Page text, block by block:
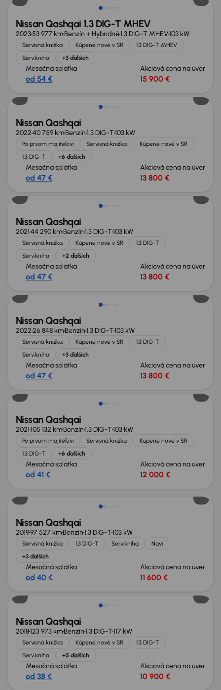
Nissan Qashqai 1.3 DIG-T MHEV
202353 977 kmBenzín + Hybridné1.3 DIG-T MHEV103 kW
Servisná knižka Kúpené nové v SR
1.3 DIG-T MHEV
Serv.kniha
+3 ďalších
Mesačná splátka
od 54 €
Akciová cena na úver
15 900 €
Zlacnené o 3 700 €
Nissan Qashqai
202240 759 kmBenzín1.3 DIG-T103 kW
Po prvom majiteľovi Servisná knižka
Kúpené nové v SR
1.3 DIG-T
+6 ďalších
Mesačná splátka
od 47 €
Akciová cena na úver
13 800 €
Nissan Qashqai
202144 290 kmBenzín1.3 DIG-T103 kW
Servisná knižka Kúpené nové v SR
1.3 DIG-T
Serv.kniha
+2 ďalších
Mesačná splátka
od 47 €
Akciová cena na úver
13 800 €
Nissan Qashqai
202226 848 kmBenzín1.3 DIG-T103 kW
Servisná knižka Kúpené nové v SR
1.3 DIG-T
Serv.kniha
+3 ďalších
Mesačná splátka
od 47 €
Akciová cena na úver
13 800 €
Nissan Qashqai
2021105 132 kmBenzín1.3 DIG-T103 kW
Po prvom majiteľovi Servisná knižka
Kúpené nové v SR
1.3 DIG-T
+6 ďalších
Mesačná splátka
od 41 €
Akciová cena na úver
12 000 €
Nissan Qashqai
201997 527 kmBenzín1.3 DIG-T103 kW
Servisná knižka 1.3 DIG-T Serv.kniha
Navi
+3 ďalších
Mesačná splátka
od 40 €
Akciová cena na úver
11 600 €
Nissan Qashqai
2018123 973 kmBenzín1.3 DIG-T117 kW
Servisná knižka Kúpené nové v SR
1.3 DIG-T
Serv.kniha
+5 ďalších
Mesačná splátka
od 38 €
Akciová cena na úver
10 900 €